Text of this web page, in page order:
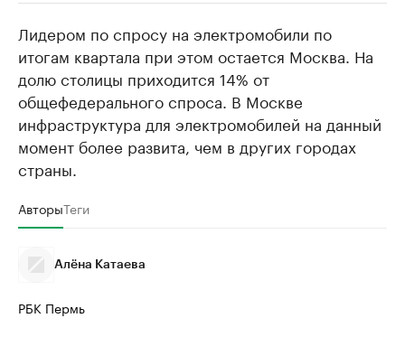
Крупнейшие производители и
продавцы медийной продукции
Ознакомьтесь с информацией в каталоге
Страховые
Лидером по спросу на электромобили по
итогам квартала при этом остается Москва. На
долю столицы приходится 14% от
общефедерального спроса. В Москве
инфраструктура для электромобилей на данный
момент более развита, чем в других городах
страны.
АвторыТеги
Алёна Катаева
РБК Пермь